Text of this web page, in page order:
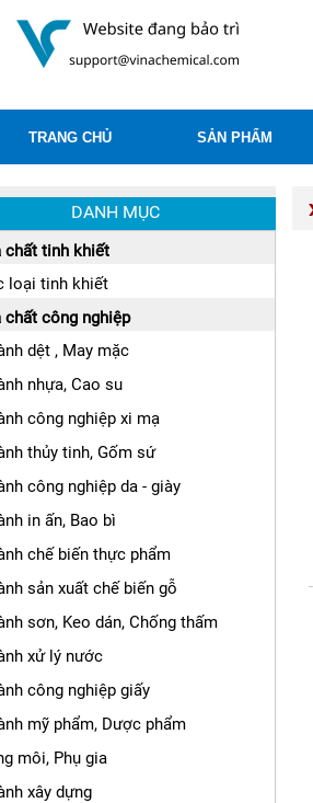
TRANG CHỦ SẢN PHẨM
DANH MỤC
chất tinh khiết
loại tinh khiết
chất công nghiệp
dệt , May mặc
nhựa, Cao su
công nghiệp xi mạ
thủy tinh, Gốm sứ
công nghiệp da - giày
in ấn, Bao bì
chế biến thực phẩm
sản xuất chế biến gỗ
sơn, Keo dán, Chống thấm
xử lý nước
công nghiệp giấy
mỹ phẩm, Dược phẩm
môi, Phụ gia
xây dựng